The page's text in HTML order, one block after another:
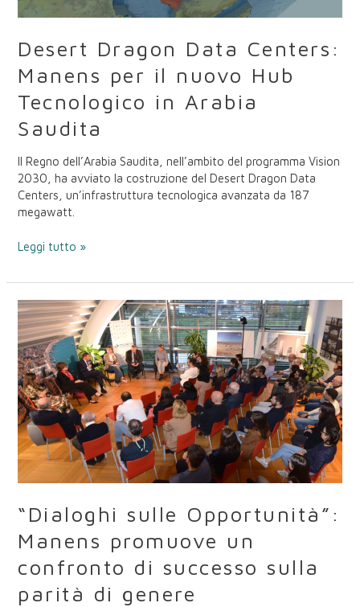
Desert Dragon Data Centers:
Manens per il nuovo Hub
Tecnologico in Arabia
Saudita
Il Regno dell’Arabia Saudita, nell’ambito del programma Vision
2030, ha avviato la costruzione del Desert Dragon Data
Centers, un’infrastruttura tecnologica avanzata da 187
megawatt.
Tecnologico
Arabia
Saudita
Leggi tutto »
“Dialoghi sulle Opportunità”:
Manens promuove un
confronto di successo sulla
parità di genere
“Dialoghi
sulle
Opportunità”:
Manens
promuove
un
confronto
di
successo
sulla
genere